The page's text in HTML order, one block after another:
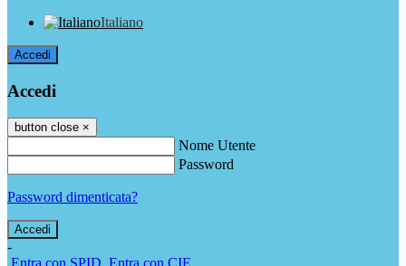
Italiano
Accedi
Accedi
button close ×
Nome Utente
Password
Password dimenticata?
-